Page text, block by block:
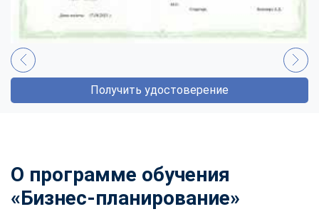
Получить удостоверение
О программе обучения
«Бизнес-планирование»